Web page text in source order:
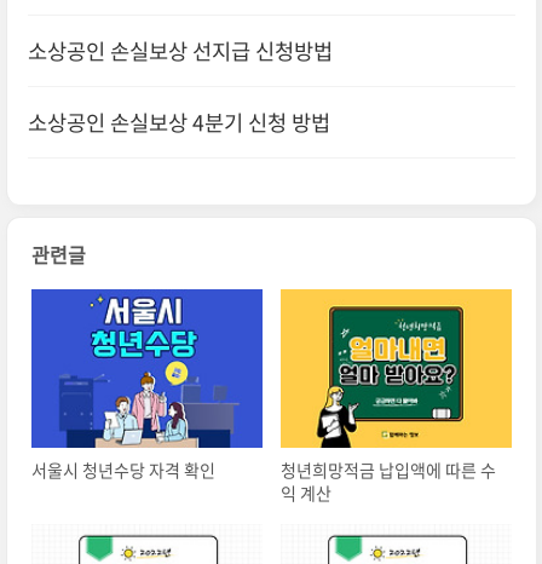
소상공인 손실보상 선지급 신청방법
소상공인 손실보상 4분기 신청 방법
관련글
서울시 청년수당 자격 확인
청년희망적금 납입액에 따른 수
익 계산